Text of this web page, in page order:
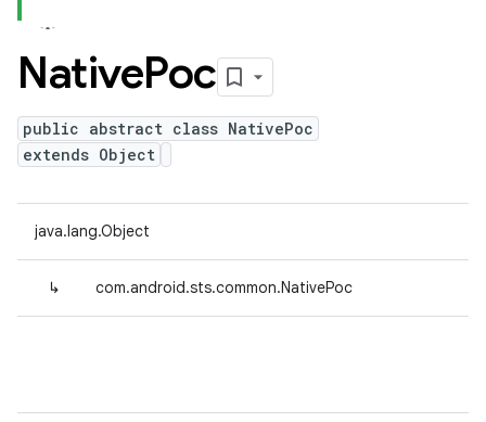
NativePoc
public abstract class NativePoc
extends Object
java.lang.Object
↳ com.android.sts.common.NativePoc